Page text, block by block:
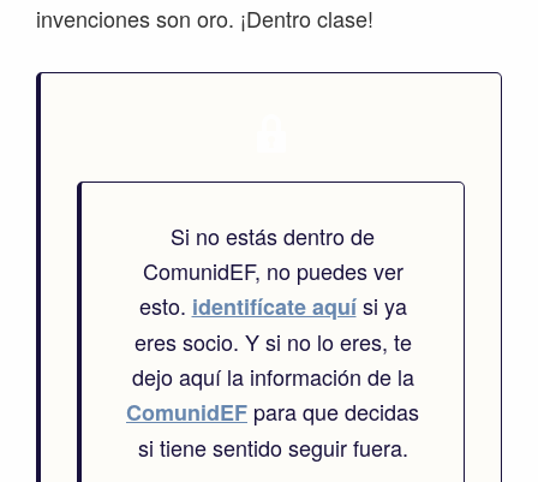
invenciones son oro. ¡Dentro clase!
Si no estás dentro de
ComunidEF, no puedes ver
esto. identifícate aquísi ya
eres socio. Y si no lo eres, te
dejo aquí la información de la
ComunidEF para que decidas
si tiene sentido seguir fuera.